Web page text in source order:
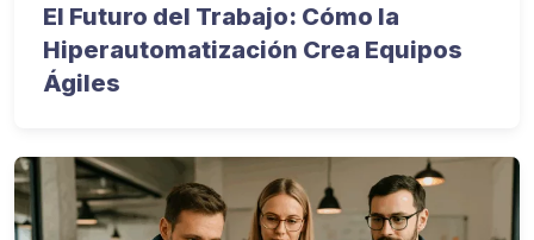
El Futuro del Trabajo: Cómo la
Hiperautomatización Crea Equipos
Ágiles